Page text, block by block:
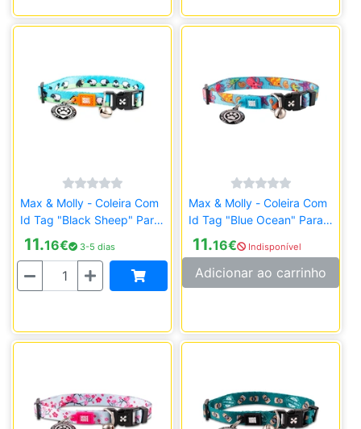
Max & Molly - Coleira Com
Id Tag "Black Sheep" Para
Gato
11.16€ 3-5 dias
Quantidade
Max & Molly - Coleira Com
Id Tag "Blue Ocean" Para
Gato
11.16€ Indisponível
Adicionar ao carrinho